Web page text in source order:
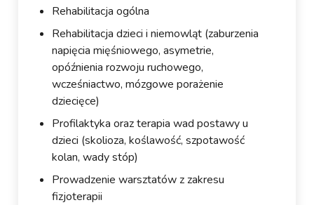
Rehabilitacja ogólna
Rehabilitacja dzieci i niemowląt (zaburzenia
napięcia mięśniowego, asymetrie,
opóźnienia rozwoju ruchowego,
wcześniactwo, mózgowe porażenie
dziecięce)
Profilaktyka oraz terapia wad postawy u
dzieci (skolioza, koślawość, szpotawość
kolan, wady stóp)
Prowadzenie warsztatów z zakresu
fizjoterapii